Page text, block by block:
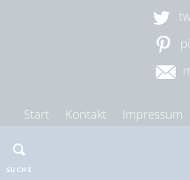
SUCHE
Start Kontakt Impressum